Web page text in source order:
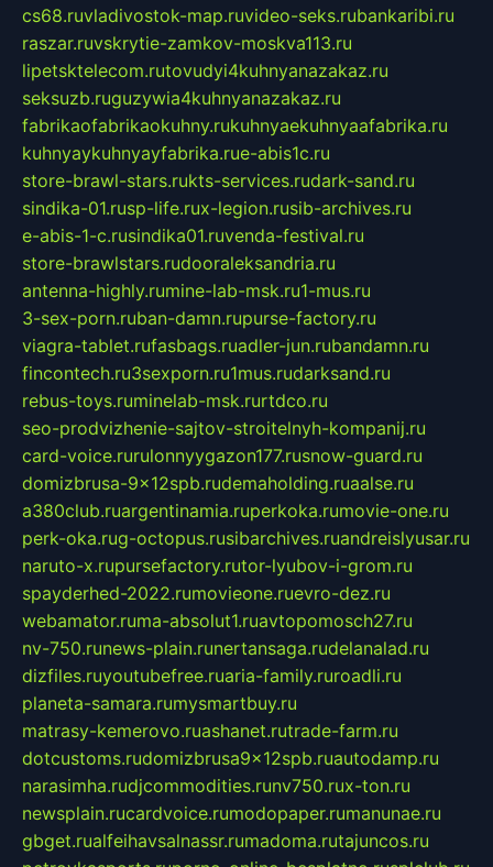
cs68.ruvladivostok-map.ruvideo-seks.rubankaribi.ru
raszar.ruvskrytie-zamkov-moskva113.ru
lipetsktelecom.rutovudyi4kuhnyanazakaz.ru
seksuzb.ruguzywia4kuhnyanazakaz.ru
fabrikaofabrikaokuhny.rukuhnyaekuhnyaafabrika.ru
kuhnyaykuhnyayfabrika.rue-abis1c.ru
store-brawl-stars.rukts-services.rudark-sand.ru
sindika-01.rusp-life.rux-legion.rusib-archives.ru
e-abis-1-c.rusindika01.ruvenda-festival.ru
store-brawlstars.rudooraleksandria.ru
antenna-highly.rumine-lab-msk.ru1-mus.ru
3-sex-porn.ruban-damn.rupurse-factory.ru
viagra-tablet.rufasbags.ruadler-jun.rubandamn.ru
fincontech.ru3sexporn.ru1mus.rudarksand.ru
rebus-toys.ruminelab-msk.rurtdco.ru
seo-prodvizhenie-sajtov-stroitelnyh-kompanij.ru
card-voice.rurulonnyygazon177.rusnow-guard.ru
domizbrusa-9x12spb.rudemaholding.ruaalse.ru
a380club.ruargentinamia.ruperkoka.rumovie-one.ru
perk-oka.rug-octopus.rusibarchives.ruandreislyusar.ru
naruto-x.rupursefactory.rutor-lyubov-i-grom.ru
spayderhed-2022.rumovieone.ruevro-dez.ru
webamator.ruma-absolut1.ruavtopomosch27.ru
nv-750.runews-plain.runertansaga.rudelanalad.ru
dizfiles.ruyoutubefree.ruaria-family.ruroadli.ru
planeta-samara.rumysmartbuy.ru
matrasy-kemerovo.ruashanet.rutrade-farm.ru
dotcustoms.rudomizbrusa9x12spb.ruautodamp.ru
narasimha.rudjcommodities.runv750.rux-ton.ru
newsplain.rucardvoice.rumodopaper.rumanunae.ru
gbget.rualfeihavsalnassr.rumadoma.rutajuncos.ru